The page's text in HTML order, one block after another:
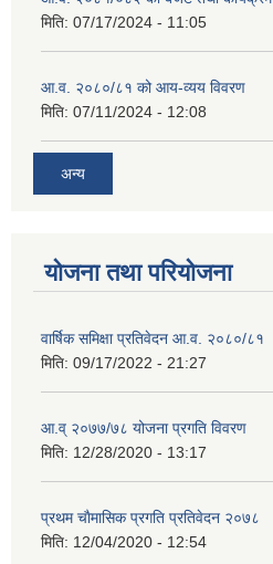
मिति: 07/17/2024 - 11:05
आ.व. २०८०/८१ को आय-व्यय विवरण
मिति: 07/11/2024 - 12:08
अन्य
योजना तथा परियोजना
वार्षिक समिक्षा प्रतिवेदन आ.व. २०८०/८१
मिति: 09/17/2022 - 21:27
आ.व् २०७७/७८ योजना प्रगति विवरण
मिति: 12/28/2020 - 13:17
प्रथम चाैमासिक प्रगति प्रतिवेदन २०७८
मिति: 12/04/2020 - 12:54